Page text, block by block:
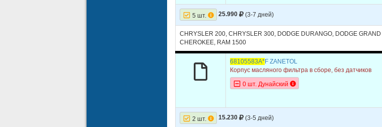
23 JEEP CHEROKEE
24 JEEP CHEROKEE
25 JEEP
JEEP GRAND CHEROKEE
JEEP GRAND CHEROKEE
29 JEEP GRAND CHEROKEE
5 шт. 25.990 (3-7 дней)
CHRYSLER 200, CHRYSLER 300, DODGE DURANGO, DODGE
CHEROKEE, RAM 1500
68105583A*F ZANETOL
Корпус масляного фильтра в сборе, без датчиков
0 шт. Дунайский
2 шт. 15.230 (3-5 дней)